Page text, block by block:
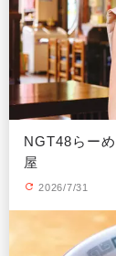
NGT48らー
屋
2026/7/31